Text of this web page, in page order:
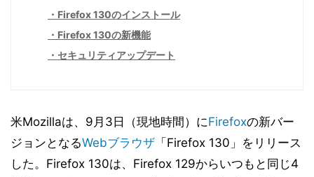
Firefox 130のインストール
Firefox 130の新機能
セキュリティアップデート
米Mozillaは、9月3日（現地時間）にFirefoxの新バー
ジョンとなるWebブラウザ 「Firefox 130」をリリース
した。Firefox 130は、Firefox 129からいつもと同じ4